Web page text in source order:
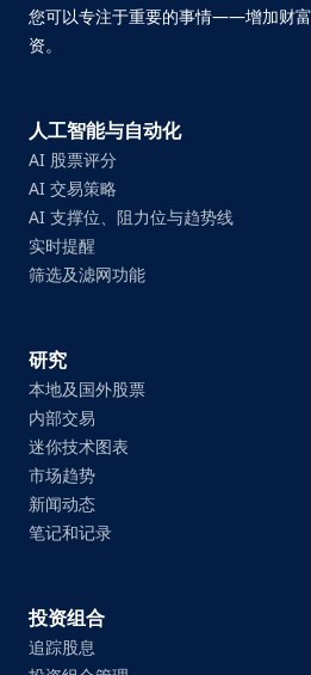
您可以专注于重要的事情——增加财
资。
人工智能与自动化
AI 股票评分
AI 交易策略
AI 支撑位、阻力位与趋势线
实时提醒
筛选及滤网功能
研究
本地及国外股票
内部交易
迷你技术图表
市场趋势
新闻动态
笔记和记录
投资组合
追踪股息